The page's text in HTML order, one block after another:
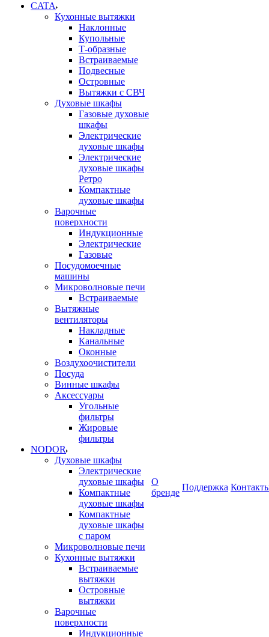
CATA
Кухонные вытяжки
Наклонные
Купольные
Т-образные
Встраиваемые
Подвесные
Островные
Вытяжки с СВЧ
Духовые шкафы
Газовые духовые
шкафы
Электрические
духовые шкафы
Электрические
духовые шкафы
Ретро
Компактные
духовые шкафы
Варочные
поверхности
Индукционные
Электрические
Газовые
Посудомоечные
машины
Микроволновые печи
Встраиваемые
Вытяжные
вентиляторы
Накладные
Канальные
Оконные
Воздухоочистители
Посуда
Винные шкафы
Аксессуары
Угольные
фильтры
Жировые
фильтры
NODOR
Духовые шкафы
Электрические
духовые шкафы
Компактные
духовые шкафы
Компактные
духовые шкафы
с паром
Микроволновые печи
Кухонные вытяжки
Встраиваемые
вытяжки
Островные
вытяжки
Варочные
поверхности
Индукционные
О
бренде
Поддержка